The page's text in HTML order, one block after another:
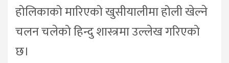
होलिकाको मारिएको खुसीयालीमा होली खेल्ने
चलन चलेको हिन्दु शास्त्रमा उल्लेख गरिएको
छ।